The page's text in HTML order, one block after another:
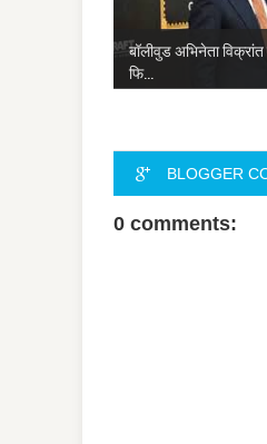
बॉलीवुड अभिनेता
फि...
BLOGGER
0 comments: